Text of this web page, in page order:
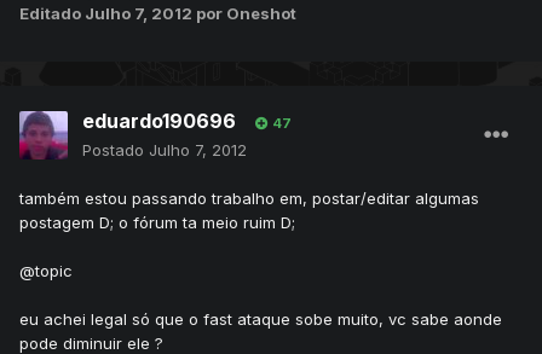
Editado Julho 7, 2012 por Oneshot
eduardo190696 47
Postado Julho 7, 2012
também estou passando trabalho em, postar/editar algumas
postagem D; o fórum ta meio ruim D;
@topic
eu achei legal só que o fast ataque sobe muito, vc sabe aonde
pode diminuir ele ?